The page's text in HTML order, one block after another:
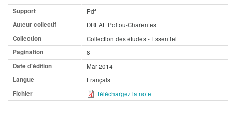
Support
Pdf
Auteur collectif
DREAL Poitou-Charentes
Collection
Collection des études - Essentiel
Pagination
8
Date d'édition
Mar 2014
Langue
Français
Fichier
Téléchargez la note